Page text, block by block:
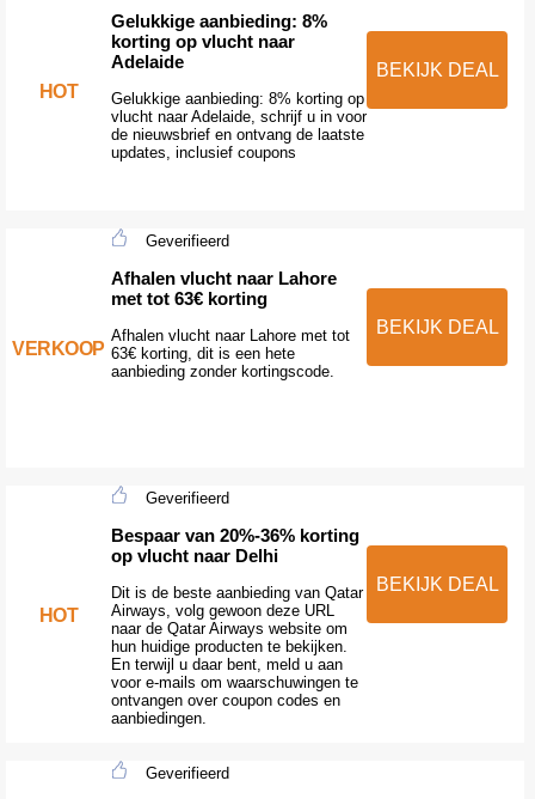
HOT
Gelukkige aanbieding: 8%
korting op vlucht naar
Adelaide
Gelukkige aanbieding: 8% korting op
vlucht naar Adelaide, schrijf u in voor
de nieuwsbrief en ontvang de laatste
updates, inclusief coupons
BEKIJK DEAL
VERKOOP
Geverifieerd
Afhalen vlucht naar Lahore
met tot 63€ korting
Afhalen vlucht naar Lahore met tot
63€ korting, dit is een hete
aanbieding zonder kortingscode.
BEKIJK DEAL
HOT
Geverifieerd
Bespaar van 20%-36% korting
op vlucht naar Delhi
Dit is de beste aanbieding van Qatar
Airways, volg gewoon deze URL
naar de Qatar Airways website om
hun huidige producten te bekijken.
En terwijl u daar bent, meld u aan
voor e-mails om waarschuwingen te
ontvangen over coupon codes en
aanbiedingen.
BEKIJK DEAL
Geverifieerd